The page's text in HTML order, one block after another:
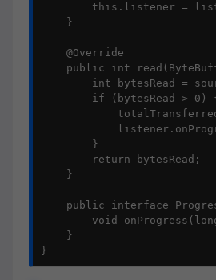
this.listener =
    }
    @Override
public int
int bytesRead =
if (bytesRead > 0)
        }
        return bytesRead;
    }
public interface
void
    }
}